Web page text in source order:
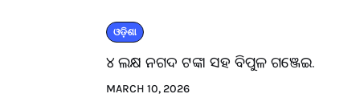
ଓଡ଼ିଶା
୪ ଲକ୍ଷ ନଗଦ ଟଙ୍କା ସହ ବିପୁଳ ଗଞ୍ଜେଇ.
MARCH 10, 2026